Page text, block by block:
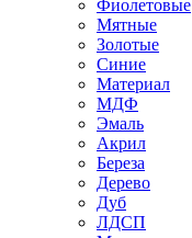
Фиолетовые
Мятные
Золотые
Синие
Материал
МДФ
Эмаль
Акрил
Береза
Дерево
Дуб
ЛДСП